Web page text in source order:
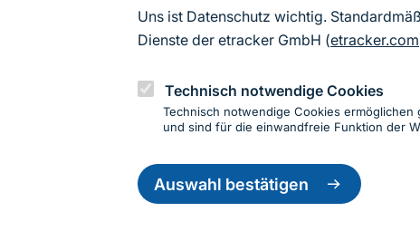
Uns ist Datenschutz wichtig.
Dienste der etracker GmbH (etracker.com
Technisch notwendige Cookies
Technisch notwendige Cookies ermöglichen
und sind für die einwandfreie Funktion der
Auswahl bestätigen
Einwilligung
zurückziehen
Informationen zur Seite